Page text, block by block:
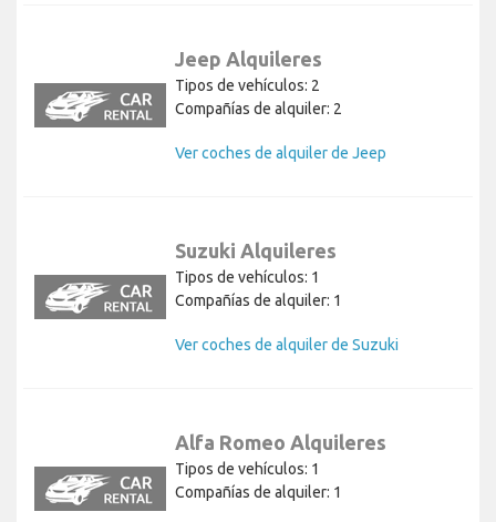
Jeep Alquileres
Tipos de vehículos: 2
Compañías de alquiler: 2
Ver coches de alquiler de Jeep
Suzuki Alquileres
Tipos de vehículos: 1
Compañías de alquiler: 1
Ver coches de alquiler de Suzuki
Alfa Romeo Alquileres
Tipos de vehículos: 1
Compañías de alquiler: 1